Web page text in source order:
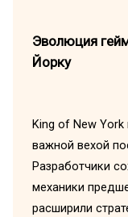
Эволюция
Йорку
King of New
важной вехой
Разработчики
механики
расширили